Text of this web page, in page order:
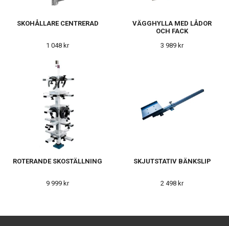
SKOHÅLLARE CENTRERAD
1 048 kr
VÄGGHYLLA MED LÅDOR
OCH FACK
3 989 kr
ROTERANDE SKOSTÄLLNING
9 999 kr
SKJUTSTATIV BÄNKSLIP
2 498 kr